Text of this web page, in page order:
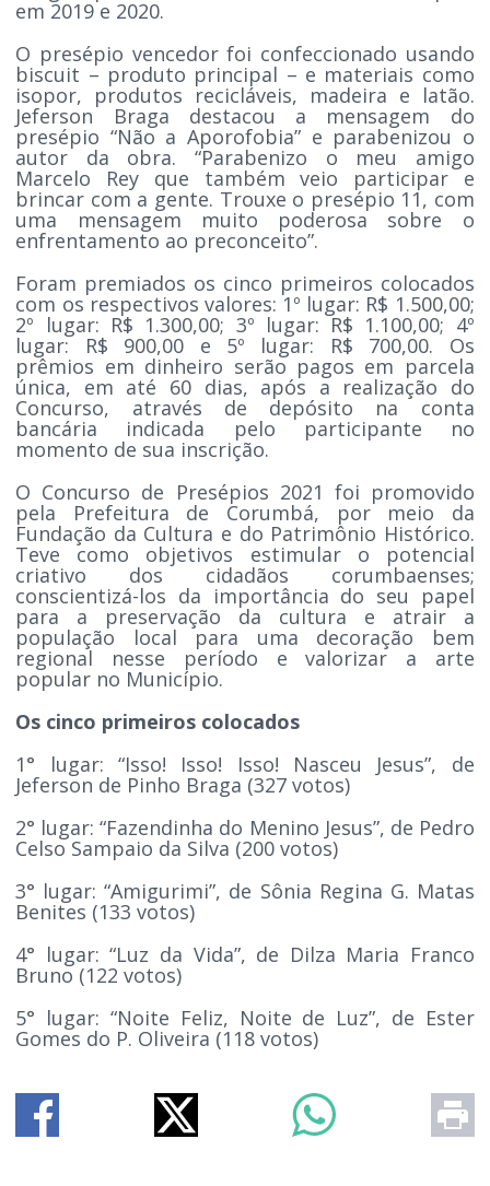
em 2019 e 2020.
O presépio vencedor foi confeccionado usando
biscuit – produto principal – e materiais como
isopor, produtos recicláveis, madeira e latão.
Jeferson Braga destacou a mensagem do
presépio “Não a Aporofobia” e parabenizou o
autor da obra. “Parabenizo o meu amigo
Marcelo Rey que também veio participar e
brincar com a gente. Trouxe o presépio 11, com
uma mensagem muito poderosa sobre o
enfrentamento ao preconceito”.
Foram premiados os cinco primeiros colocados
com os respectivos valores: 1º lugar: R$ 1.500,00;
2º lugar: R$ 1.300,00; 3º lugar: R$ 1.100,00; 4º
lugar: R$ 900,00 e 5º lugar: R$ 700,00. Os
prêmios em dinheiro serão pagos em parcela
única, em até 60 dias, após a realização do
Concurso, através de depósito na conta
bancária indicada pelo participante no
momento de sua inscrição.
O Concurso de Presépios 2021 foi promovido
pela Prefeitura de Corumbá, por meio da
Fundação da Cultura e do Patrimônio Histórico.
Teve como objetivos estimular o potencial
criativo dos cidadãos corumbaenses;
conscientizá-los da importância do seu papel
para a preservação da cultura e atrair a
população local para uma decoração bem
regional nesse período e valorizar a arte
popular no Município.
Os cinco primeiros colocados
1° lugar: “Isso! Isso! Isso! Nasceu Jesus”, de
Jeferson de Pinho Braga (327 votos)
2° lugar: “Fazendinha do Menino Jesus”, de Pedro
Celso Sampaio da Silva (200 votos)
3° lugar: “Amigurimi”, de Sônia Regina G. Matas
Benites (133 votos)
4° lugar: “Luz da Vida”, de Dilza Maria Franco
Bruno (122 votos)
5° lugar: “Noite Feliz, Noite de Luz”, de Ester
Gomes do P. Oliveira (118 votos)